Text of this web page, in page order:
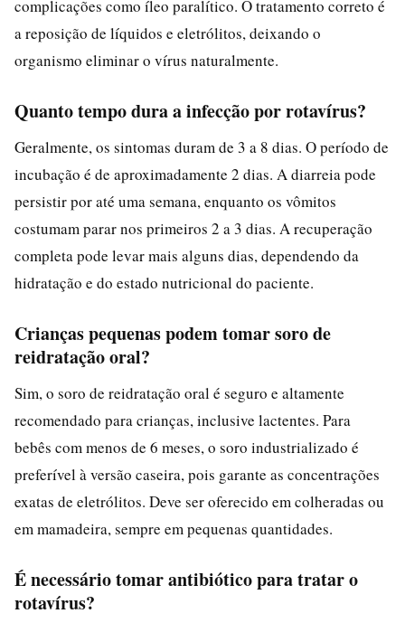
complicações como íleo paralítico. O tratamento correto é
a reposição de líquidos e eletrólitos, deixando o
organismo eliminar o vírus naturalmente.
Quanto tempo dura a infecção por rotavírus?
Geralmente, os sintomas duram de 3 a 8 dias. O período de
incubação é de aproximadamente 2 dias. A diarreia pode
persistir por até uma semana, enquanto os vômitos
costumam parar nos primeiros 2 a 3 dias. A recuperação
completa pode levar mais alguns dias, dependendo da
hidratação e do estado nutricional do paciente.
Crianças pequenas podem tomar soro de
reidratação oral?
Sim, o soro de reidratação oral é seguro e altamente
recomendado para crianças, inclusive lactentes. Para
bebês com menos de 6 meses, o soro industrializado é
preferível à versão caseira, pois garante as concentrações
exatas de eletrólitos. Deve ser oferecido em colheradas ou
em mamadeira, sempre em pequenas quantidades.
É necessário tomar antibiótico para tratar o
rotavírus?